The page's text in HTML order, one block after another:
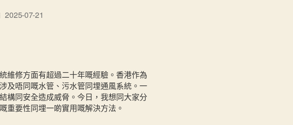
2025-07-21
維修方面有超過二十年嘅經驗。香港作為
及唔同嘅水管、污水管同埋通風系統。一
構同安全造成威脅。今日，我想同大家分
重要性同埋一啲實用嘅解決方法。